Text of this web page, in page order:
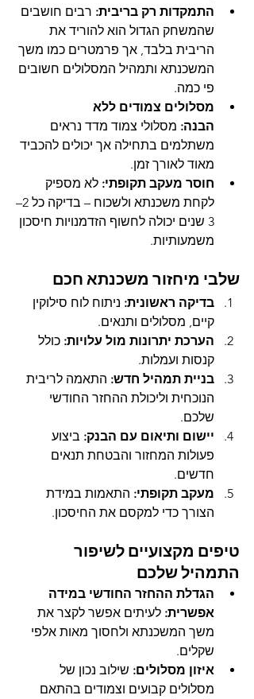
התמקדות רק בריבית: רבים חושבים
שהמשחק הגדול הוא להוריד את
הריבית בלבד, אך פרמטרים כמו משך
המשכנתא ותמהיל המסלולים חשובים
פי כמה.
מסלולים צמודים ללא
הבנה: מסלולי צמוד מדד נראים
משתלמים בתחילה אך יכולים להכביד
מאוד לאורך זמן.
חוסר מעקב תקופתי: לא מספיק
לקחת משכנתא ולשכוח – בדיקה כל 2–
3 שנים יכולה לחשוף הזדמנויות חיסכון
משמעותיות.
שלבי מיחזור משכנתא חכם
בדיקה ראשונית: ניתוח לוח סילוקין
קיים, מסלולים ותנאים.
הערכת יתרונות מול עלויות: כולל
קנסות ועמלות.
בניית תמהיל חדש: התאמה לריבית
הנוכחית וליכולת ההחזר החודשי
שלכם.
יישום ותיאום עם הבנק: ביצוע
פעולות המחזור והבטחת תנאים
חדשים.
מעקב תקופתי: התאמות במידת
הצורך כדי למקסם את החיסכון.
טיפים מקצועיים לשיפור
התמהיל שלכם
הגדלת ההחזר החודשי במידה
אפשרית: לעיתים אפשר לקצר את
משך המשכנתא ולחסוך מאות אלפי
שקלים.
איזון מסלולים: שילוב נכון של
מסלולים קבועים וצמודים בהתאם